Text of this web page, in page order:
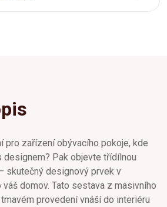
pro zařízení obývacího pokoje, kde
Pak objevte třídílnou
skutečný designový prvek v
domov. Tato sestava z masivního
provedení vnáší do interiéru